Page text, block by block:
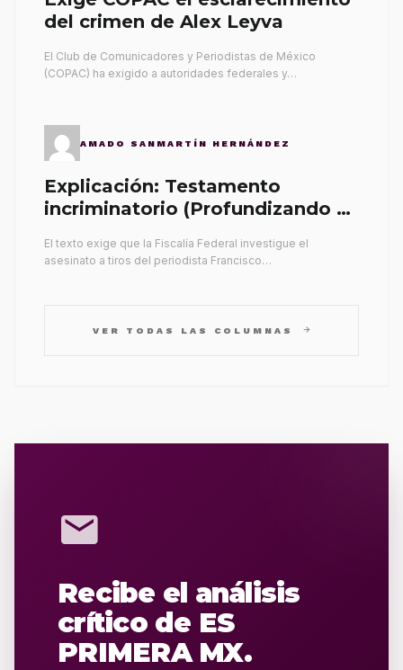
del crimen de Alex Leyva
El Club de Comunicadores y Periodistas de México
(COPAC) ha exigido a autoridades federales y…
AMADO SANMARTÍN HERNÁNDEZ
Explicación: Testamento
incriminatorio (Profundizando su
El texto exige que la Fiscalía Federal investigue el
asesinato a tiros del periodista Francisco…
VER TODAS LAS COLUMNAS arrow_forward
mail
Recibe el análisis
crítico de ES
PRIMERA MX.